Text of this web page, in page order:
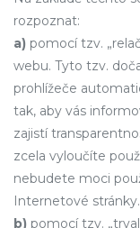
rozpoznat:
a) pomocí tzv.
webu. Tyto tzv.
prohlížeče
tak, aby vás
zajistí
zcela vyloučíte
nebudete moci
Internetové stránky.
b) pomocí tzv.